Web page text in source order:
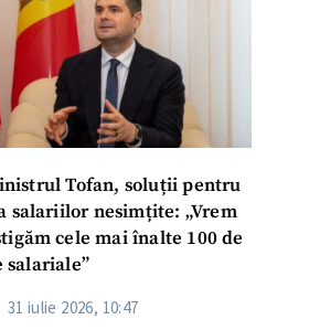
Tofan, soluții pentru
salariilor nesimțite: „Vrem
cele mai înalte 100 de
salariale”
31 iulie 2026, 10:47